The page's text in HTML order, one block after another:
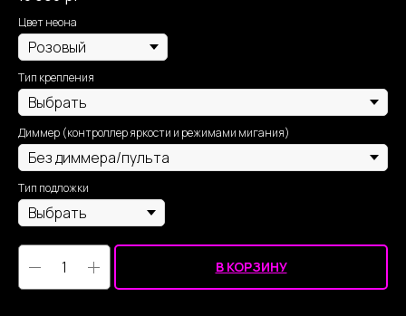
Цвет неона
Тип крепления
Диммер (контроллер яркости и режимами мигания)
Тип подложки
В КОРЗИНУ